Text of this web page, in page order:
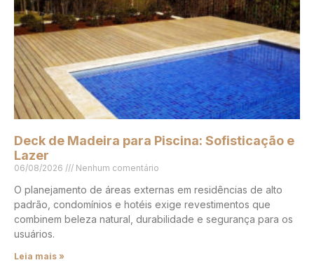
Deck de Madeira para Piscina: Sofisticação e
Lazer
06/08/2026 Nenhum comentário
O planejamento de áreas externas em residências de alto
padrão, condomínios e hotéis exige revestimentos que
combinem beleza natural, durabilidade e segurança para os
usuários.
Leia mais »